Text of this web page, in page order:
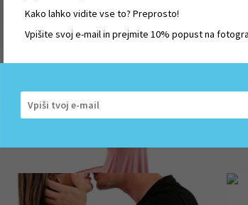
Kako lahko vidite vse to? Preprosto!
Vpišite svoj e-mail in prejmite 10% popust na